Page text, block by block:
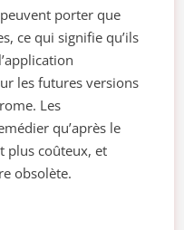
porter que
ce qui signifie qu’ils
les futures versions
Les
qu’après le
plus coûteux, et
obsolète.